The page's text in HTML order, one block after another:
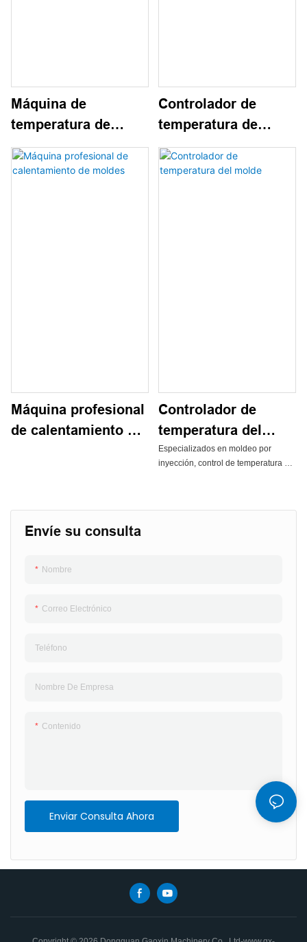
Envíe su consulta
Nombre
Correo Electrónico
Teléfono
Nombre De Empresa
Contenido
Enviar Consulta Ahora
Máquina de
temperatura de
molde de tres
temperaturas
Controlador de
temperatura de
molde de doble
temperatura
Máquina profesional
de calentamiento de
Controlador de
temperatura del
molde
Especializados en moldeo por
inyección, control de temperatura de